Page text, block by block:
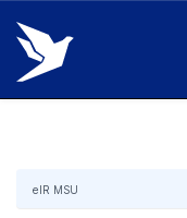
Skip
navigation
eIR MSU